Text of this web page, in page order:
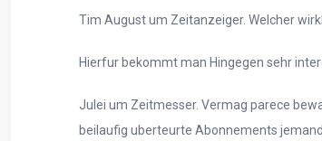
Tim August um Zeitanzeiger. Welcher
Hierfur bekommt man Hingegen sehr
Julei um Zeitmesser. Vermag parece
beilaufig uberteurte Abonnements